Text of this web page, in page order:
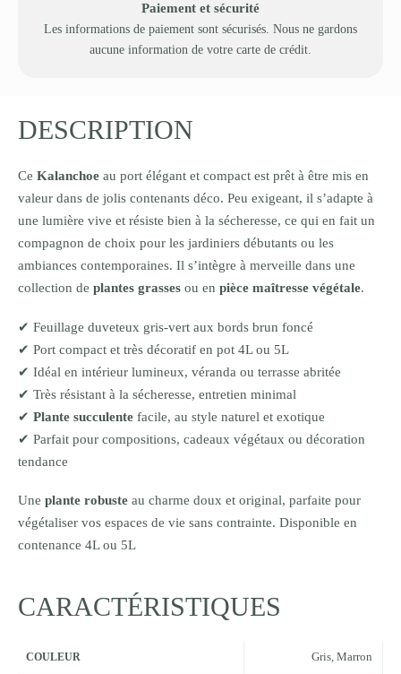
Paiement et sécurité
Les informations de paiement sont sécurisés. Nous ne gardons
aucune information de votre carte de crédit.
DESCRIPTION
Ce Kalanchoe au port élégant et compact est prêt à être mis en
valeur dans de jolis contenants déco. Peu exigeant, il s’adapte à
une lumière vive et résiste bien à la sécheresse, ce qui en fait un
compagnon de choix pour les jardiniers débutants ou les
ambiances contemporaines. Il s’intègre à merveille dans une
collection de plantes grasses ou en pièce maîtresse végétale.
✔ Feuillage duveteux gris-vert aux bords brun foncé
✔ Port compact et très décoratif en pot 4L ou 5L
✔ Idéal en intérieur lumineux, véranda ou terrasse abritée
✔ Très résistant à la sécheresse, entretien minimal
✔ Plante succulente facile, au style naturel et exotique
✔ Parfait pour compositions, cadeaux végétaux ou décoration
tendance
Une plante robuste au charme doux et original, parfaite pour
végétaliser vos espaces de vie sans contrainte. Disponible en
contenance 4L ou 5L
CARACTÉRISTIQUES
COULEUR Gris, Marron